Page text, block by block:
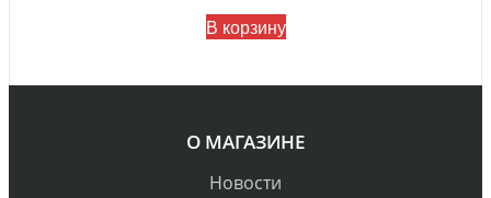
В корзину
О МАГАЗИНЕ
Новости